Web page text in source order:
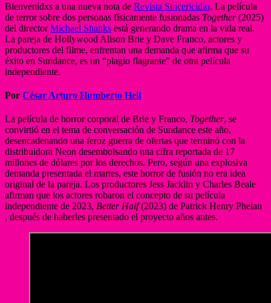
Bienvenidxs a una nueva nota de Revista Sincericidio. La película
de terror sobre dos personas físicamente fusionadas Together(2025)
del directorMichael Shanks está generando drama en la vida real.
La pareja de Hollywood Alison Brie y Dave Franco, actores y
productores del filme, enfrentan una demanda que afirma que su
éxito en Sundance, es un “plagio flagrante” de otra película
independiente.
Por César Arturo Humberto Heil
La película de horror corporal de Brie y Franco, Together, se
convirtió en el tema de conversación de Sundance este año,
desencadenando una feroz guerra de ofertas que terminó con la
distribuidora Neon desembolsando una cifra reportada de 17
millones de dólares por los derechos. Pero, según una explosiva
demanda presentada el martes, este horror de fusión no era idea
original de la pareja. Los productores Jess Jacklin y Charles Beale
afirman que los actores robaron el concepto de su película
independiente de 2023, Better Half(2023) de Patrick Henry Phelan
, después de haberles presentado el proyecto años antes.